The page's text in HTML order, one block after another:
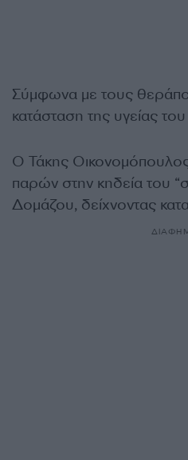
Σύμφωνα με τους
κατάσταση της υγείας
Ο Τάκης
παρών στην κηδεία του
Δομάζου, δείχνοντας